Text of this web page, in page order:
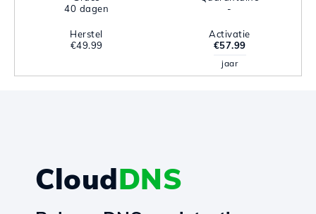
40 dagen
-
Herstel
€49.99
Activatie
€57.99
jaar
CloudDNS